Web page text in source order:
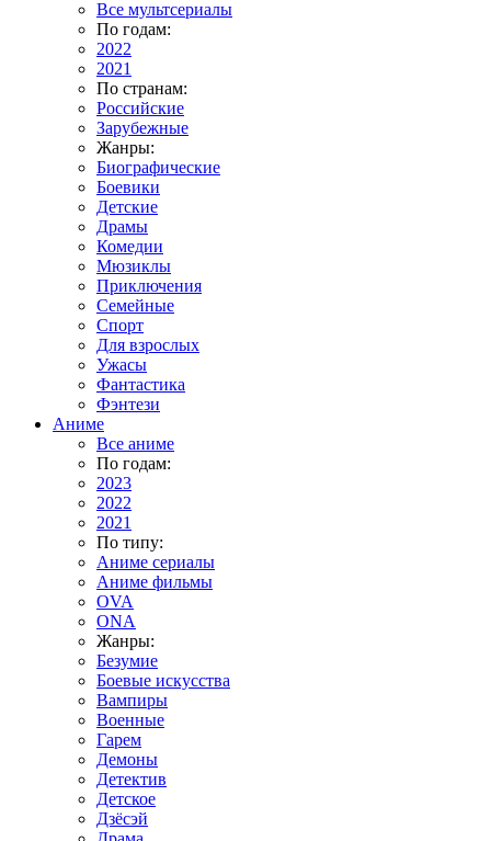
Все мультсериалы
По годам:
2022
2021
По странам:
Российские
Зарубежные
Жанры:
Биографические
Боевики
Детские
Драмы
Комедии
Мюзиклы
Приключения
Семейные
Спорт
Для взрослых
Ужасы
Фантастика
Фэнтези
Аниме
Все аниме
По годам:
2023
2022
2021
По типу:
Аниме сериалы
Аниме фильмы
OVA
ONA
Жанры:
Безумие
Боевые искусства
Вампиры
Военные
Гарем
Демоны
Детектив
Детское
Дзёсэй